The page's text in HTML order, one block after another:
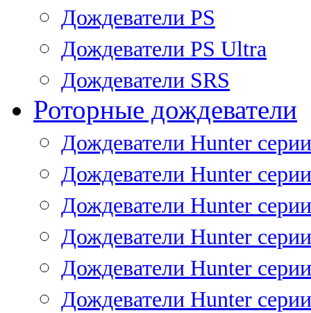
Дождеватели PS
Дождеватели PS Ultra
Дождеватели SRS
Роторные дождеватели
Дождеватели Hunter
Дождеватели Hunter
Дождеватели Hunter
Дождеватели Hunter
Дождеватели Hunter
Дождеватели Hunter